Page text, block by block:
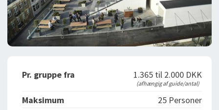
Pr. gruppe fra 1.365 til 2.000 DKK
(afhængig af guide/antal)
Maksimum
25 Personer